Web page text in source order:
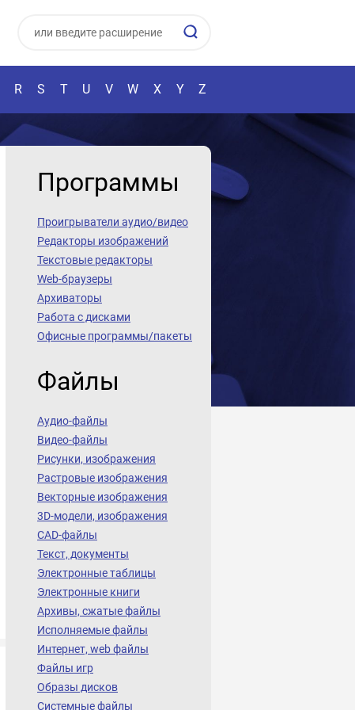
R S T U V W X Y Z
Программы
Проигрыватели аудио/видео
Редакторы изображений
Текстовые редакторы
Web-браузеры
Архиваторы
Работа с дисками
Офисные программы/пакеты
Файлы
Аудио-файлы
Видео-файлы
Рисунки, изображения
Растровые изображения
Векторные изображения
3D-модели, изображения
CAD-файлы
Текст, документы
Электронные таблицы
Электронные книги
Архивы, сжатые файлы
Исполняемые файлы
Интернет, web файлы
Файлы игр
Образы дисков
Системные файлы